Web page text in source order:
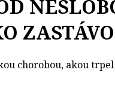
chorobou, akou